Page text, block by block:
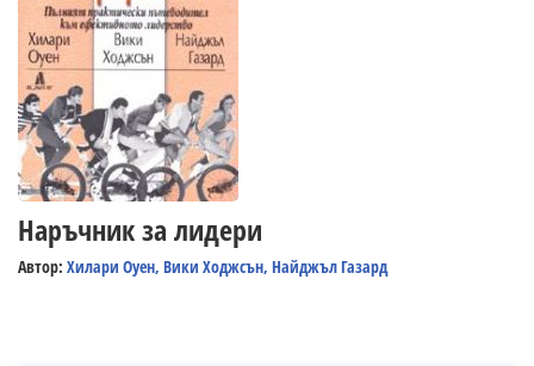
Наръчник за лидери
Автор: Хилари Оуен, Вики Ходжсън, Найджъл Газард